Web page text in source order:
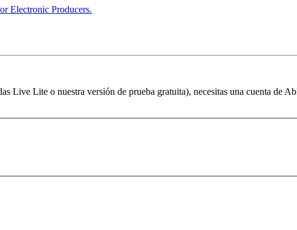
Electronic Producers.
Live Lite o nuestra versión de prueba gratuita), necesitas una cuenta de